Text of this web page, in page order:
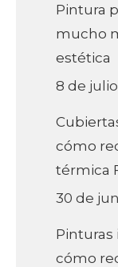
Pintura
mucho
estética
8 de
cómo
térmica
30 de
Pinturas
cómo